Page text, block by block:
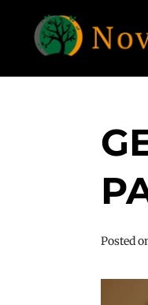
content
Un aiuto con
Posted